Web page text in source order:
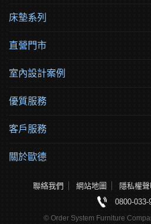
床墊系列
直營門市
室內設計案例
優質服務
客戶服務
關於歐德
聯絡我們 網站地圖 隱私權
0800-033-
© Order System Furniture